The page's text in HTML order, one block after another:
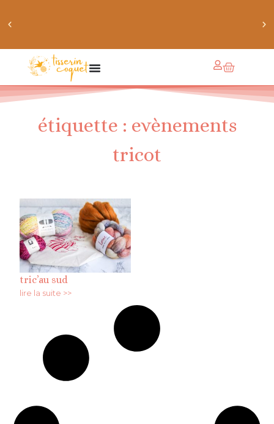
chaussettes douillettes :: le livre de chaussettes pour
petits et grands
étiquette : evènements
tricot
tric’au sud
lire la suite >>